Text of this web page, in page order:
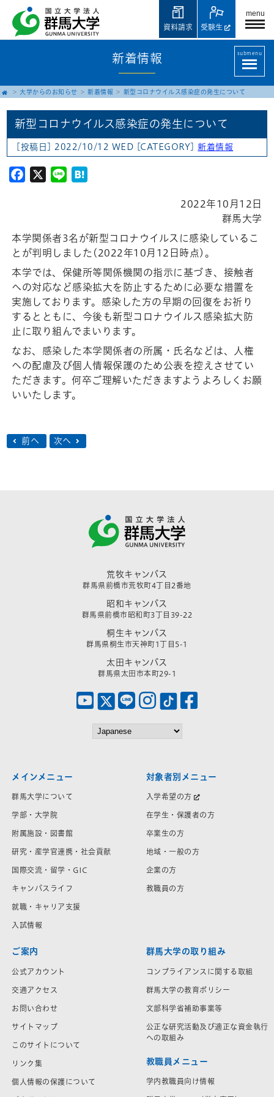
menu
受験生
資料請求
新着情報 submenu
大学からのお知らせ 新着情報 新型コロナウイルス感染症の発生について
新型コロナウイルス感染症の発生について
[投稿日] 2022/10/12 WED [CATEGORY]新着情報
Facebook
X Line
2022年10月12日
群馬大学
本学関係者3名が新型コロナウイルスに感染しているこ
とが判明しました(2022年10月12日時点)。
本学では、保健所等関係機関の指示に基づき、接触者
への対応など感染拡大を防止するために必要な措置を
実施しております。感染した方の早期の回復をお祈り
するとともに、今後も新型コロナウイルス感染拡大防
止に取り組んでまいります。
なお、感染した本学関係者の所属・氏名などは、人権
への配慮及び個人情報保護のため公表を控えさせてい
ただきます。何卒ご理解いただきますようよろしくお願
いいたします。
前へ 次へ
荒牧キャンパス
群馬県前橋市荒牧町4丁目2番地
昭和キャンパス
群馬県前橋市昭和町3丁目39-22
桐生キャンパス
群馬県桐生市天神町1丁目5-1
太田キャンパス
群馬県太田市本町29-1
メインメニュー
群馬大学について
学部・大学院
附属施設・図書館
研究・産学官連携・社会貢献
国際交流・留学・GIC
キャンパスライフ
就職・キャリア支援
入試情報
対象者別メニュー
入学希望の方
在学生・保護者の方
卒業生の方
地域・一般の方
企業の方
教職員の方
ご案内
公式アカウント
交通アクセス
お問い合わせ
サイトマップ
このサイトについて
リンク集
個人情報の保護について
群馬大学の取り組み
コンプライアンスに関する取組
群馬大学の教育ポリシー
文部科学省補助事業等
公正な研究活動及び適正な資金執行
への取組み
教職員メニュー
学内教職員向け情報